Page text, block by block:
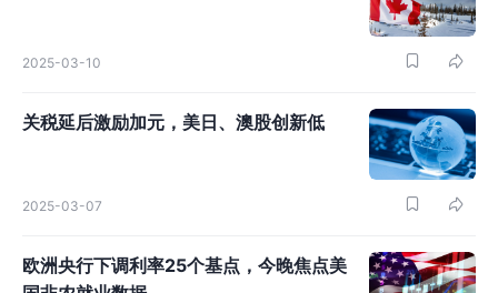
2025-03-10
关税延后激励加元，美日、澳股创新低
2025-03-07
欧洲央行下调利率25个基点，今晚焦点美